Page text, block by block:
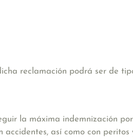
reclamación podrá ser de
la máxima indemnización
así como con